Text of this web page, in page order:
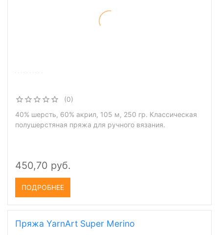
(0)
40% шерсть, 60% акрил, 105 м, 250 гр. Классическая
полушерстяная пряжа для ручного вязания.
450,70 руб.
ПОДРОБНЕЕ
Пряжа YarnArt Super Merino